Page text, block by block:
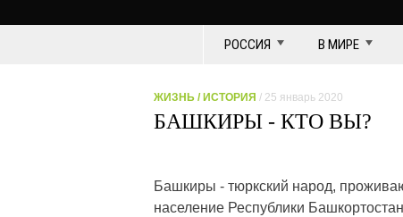
РОССИЯ В МИРЕ
ЖИЗНЬ / ИСТОРИЯ / 25 январь 2020
БАШКИРЫ - КТО ВЫ?
Башкиры - тюркский народ,
население Республики